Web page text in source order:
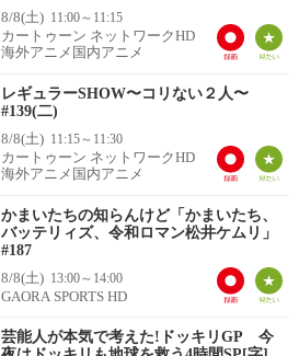
8/8(土) 11:00～11:15
カートゥーン ネットワークHD
海外アニメ国内アニメ
レギュラーSHOW〜コリない２人〜
#139(二)
8/8(土) 11:15～11:30
カートゥーン ネットワークHD
海外アニメ国内アニメ
かまいたちの知らんけど「かまいたち、
バッテリィズ、令和ロマン松井ケムリ」
#187
8/8(土) 13:00～14:00
GAORA SPORTS HD
芸能人が本気で考えた!ドッキリGP 今